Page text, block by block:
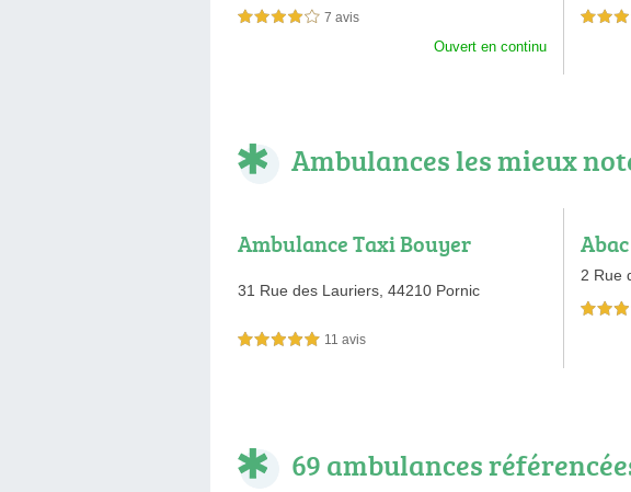
4,0 étoiles sur 5 7 avis
Ouvert en continu
4,5
Ambulances les mieux
Ambulance Taxi Bouyer
31 Rue des Lauriers, 44210 Pornic
5,0 étoiles sur 5 11 avis
2 Rue
4,5
69 ambulances